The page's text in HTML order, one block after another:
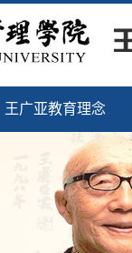
王广亚教育理念